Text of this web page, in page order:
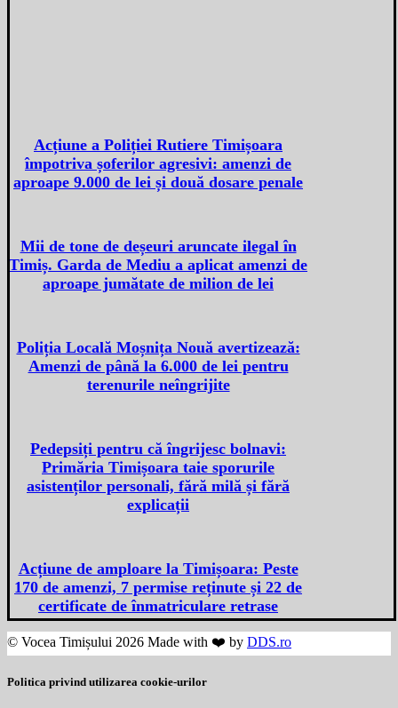
Acțiune a Poliției Rutiere Timișoara
împotriva șoferilor agresivi: amenzi de
aproape 9.000 de lei și două dosare penale
Mii de tone de deșeuri aruncate ilegal în
Timiș. Garda de Mediu a aplicat amenzi de
aproape jumătate de milion de lei
Poliția Locală Moșnița Nouă avertizează:
Amenzi de până la 6.000 de lei pentru
terenurile neîngrijite
Pedepsiți pentru că îngrijesc bolnavi:
Primăria Timișoara taie sporurile
asistenților personali, fără milă și fără
explicații
Acțiune de amploare la Timișoara: Peste
170 de amenzi, 7 permise reținute și 22 de
certificate de înmatriculare retrase
© Vocea Timișului 2026 Made with ❤️ by DDS.ro
Politica privind utilizarea cookie-urilor